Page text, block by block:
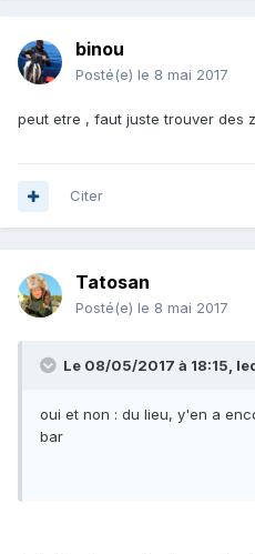
binou
Posté(e) le 8 mai 2017
peut etre , faut juste trouver des
Citer
Tatosan
Posté(e) le 8 mai 2017
Le 08/05/2017 à 18:15,
oui et non : du lieu, y'en a
bar